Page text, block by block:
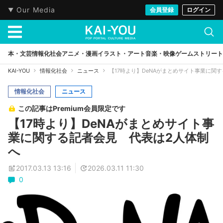
Our Media 会員登録 ログイン
本・文芸情報化社会アニメ・漫画イラスト・アート音楽・映像ゲームストリート
KAI-YOU 情報化社会 ニュース 【17時より】DeNAがまとめサイト事業に
情報化社会 ニュース
この記事はPremium会員限定です
【17時より】DeNAがまとめサイト事
業に関する記者会見 代表は2人体制
へ
2017.03.13 13:16
2026.03.11 11:30
0